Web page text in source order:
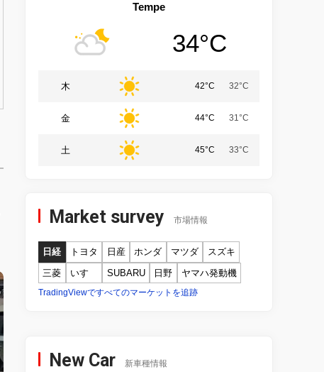
Tempe
34°C
木 42°C 32°C
金 44°C 31°C
土 45°C 33°C
Market survey 市場情報
日経 トヨタ 日産 ホンダ マツダ
スズキ
三菱
いすゞ SUBARU 日野 ヤマハ発動機
TradingViewですべてのマーケットを追跡
New Car 新車種情報